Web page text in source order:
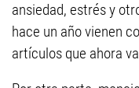
ansiedad, estrés y
hace un año vienen
artículos que ahora